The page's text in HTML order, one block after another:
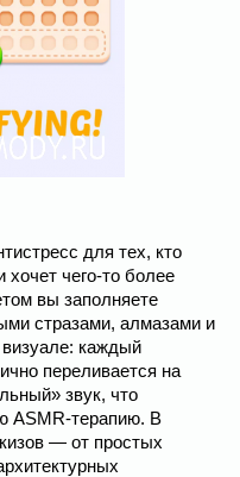
для тех, кто
чего-то более
вы заполняете
стразами, алмазами и
каждый
переливается на
звук, что
ASMR-терапию. В
— от простых